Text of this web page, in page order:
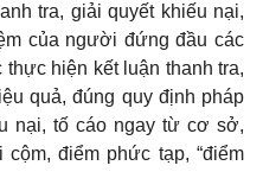
tra, giải quyết khiếu nại,
của người đứng đầu các
hiện kết luận thanh tra,
quả, đúng quy định pháp
nại, tố cáo ngay từ cơ sở,
điểm phức tạp, “điểm